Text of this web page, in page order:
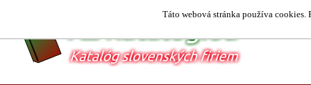
Táto webová stránka používa